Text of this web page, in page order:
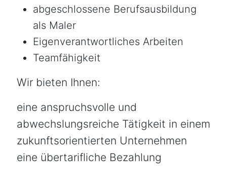
abgeschlossene Berufsausbildung
als Maler
Eigenverantwortliches Arbeiten
Teamfähigkeit
Wir bieten Ihnen:
eine anspruchsvolle und
abwechslungsreiche Tätigkeit in einem
zukunftsorientierten Unternehmen
eine übertarifliche Bezahlung